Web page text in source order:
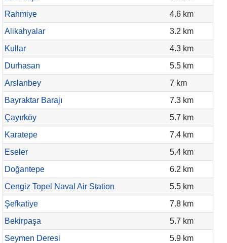
Rahmiye
4.6 km
Alikahyalar
3.2 km
Kullar
4.3 km
Durhasan
5.5 km
Arslanbey
7 km
Bayraktar Barajı
7.3 km
Çayırköy
5.7 km
Karatepe
7.4 km
Eseler
5.4 km
Doğantepe
6.2 km
Cengiz Topel Naval Air Station
5.5 km
Şefkatiye
7.8 km
Bekirpaşa
5.7 km
Seymen Deresi
5.9 km